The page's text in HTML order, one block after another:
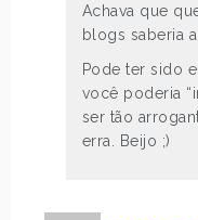
Achava que
blogs saberia
Pode ter sido
você poderia
ser tão
erra. Beijo ;)